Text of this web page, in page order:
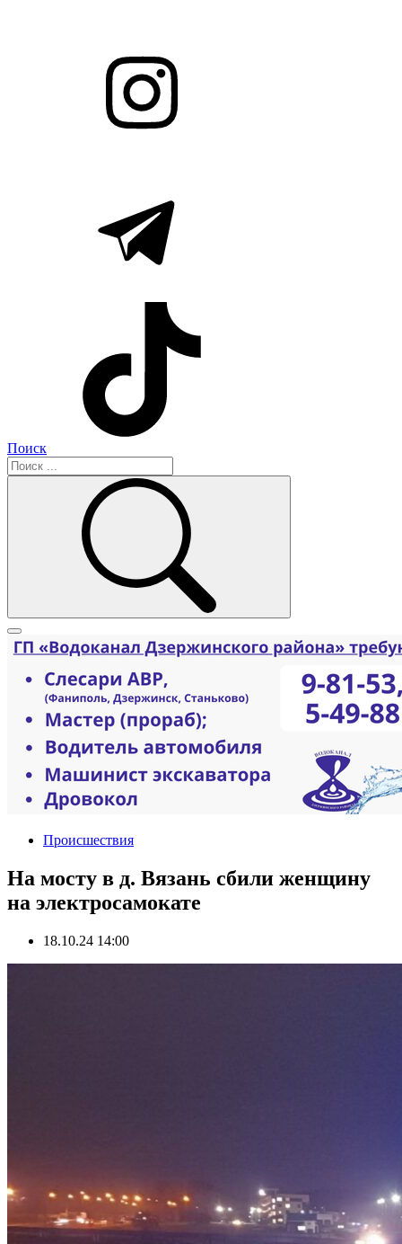
Поиск
Происшествия
На мосту в д. Вязань сбили женщину
на электросамокате
18.10.24 14:00